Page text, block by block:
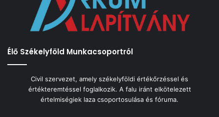
Élő Székelyföld Munkacsoportról
Civil szervezet, amely székelyföldi értékőrzéssel és
értékteremtéssel foglalkozik. A falu iránt elkötelezett
értelmiségiek laza csoportosulása és fóruma.